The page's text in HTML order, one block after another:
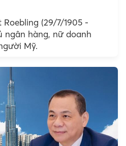
(29/7/1905 -
ngân hàng, nữ doanh
Mỹ.